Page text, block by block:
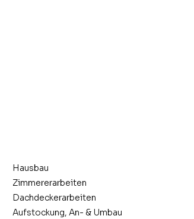
Hausbau
Zimmererarbeiten
Dachdeckerarbeiten
Aufstockung, An- & Umbau